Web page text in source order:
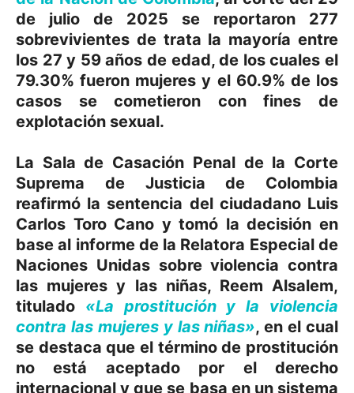
de julio de 2025 se reportaron 277
sobrevivientes de trata la mayoría entre
los 27 y 59 años de edad, de los cuales el
79.30% fueron mujeres y el 60.9% de los
casos se cometieron con fines de
explotación sexual.
La Sala de Casación Penal de la Corte
Suprema de Justicia de Colombia
reafirmó la sentencia del ciudadano Luis
Carlos Toro Cano y tomó la decisión en
base al informe de la Relatora Especial de
Naciones Unidas sobre violencia contra
las mujeres y las niñas, Reem Alsalem,
titulado «La prostitución y la violencia
contra las mujeres y las niñas», en el cual
se destaca que el término de prostitución
no está aceptado por el derecho
internacional y que se basa en un sistema